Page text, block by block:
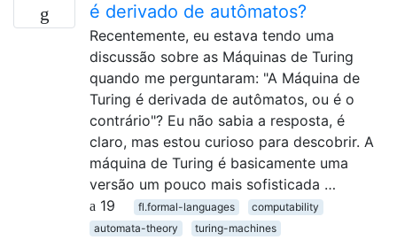
é derivado de autômatos?
Recentemente, eu estava tendo uma
discussão sobre as Máquinas de Turing
quando me perguntaram: "A Máquina de
Turing é derivada de autômatos, ou é o
contrário"? Eu não sabia a resposta, é
claro, mas estou curioso para descobrir. A
máquina de Turing é basicamente uma
versão um pouco mais sofisticada …
19
fl.formal-languages
computability
automata-theory
turing-machines